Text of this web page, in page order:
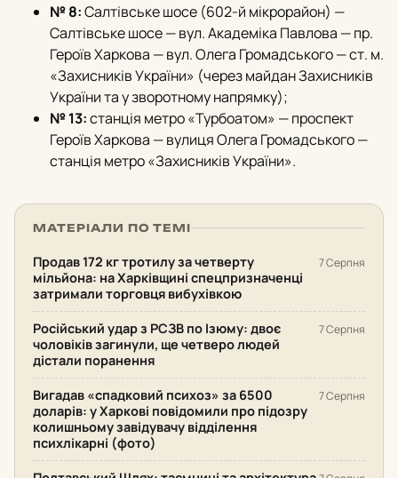
№ 8:Салтівське шосе (602-й мікрорайон) —
Салтівське шосе — вул.Академіка Павлова — пр.
Героїв Харкова — вул.Олега Громадського — ст. м.
«Захисників України» (через майдан Захисників
України та у зворотному напрямку);
№ 13:станція метро «Турбоатом» — проспект
Героїв Харкова — вулиця Олега Громадського —
станція метро «Захисників України».
МАТЕРІАЛИ ПО ТЕМІ
Продав 172 кг тротилу за четверту
мільйона: на Харківщині спецпризначенці
затримали торговця вибухівкою
7 Серпня
Російський удар з РСЗВ по Ізюму: двоє
чоловіків загинули, ще четверо людей
дістали поранення
7 Серпня
Вигадав «спадковий психоз» за 6500
доларів: у Харкові повідомили про підозру
колишньому завідувачу відділення
психлікарні (фото)
7 Серпня